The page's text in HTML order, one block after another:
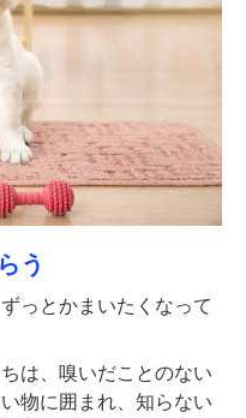
う
っとかまいたくなって
は、嗅いだことのない
物に囲まれ、知らない